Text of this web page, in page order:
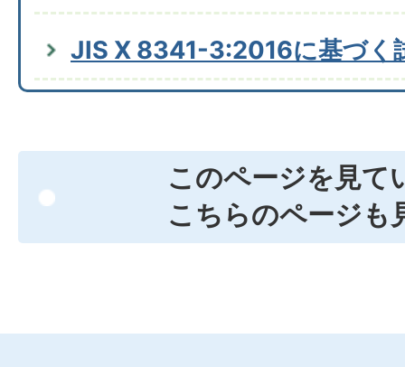
JIS X 8341-3:2016に基づく
このページを見て
こちらのページも